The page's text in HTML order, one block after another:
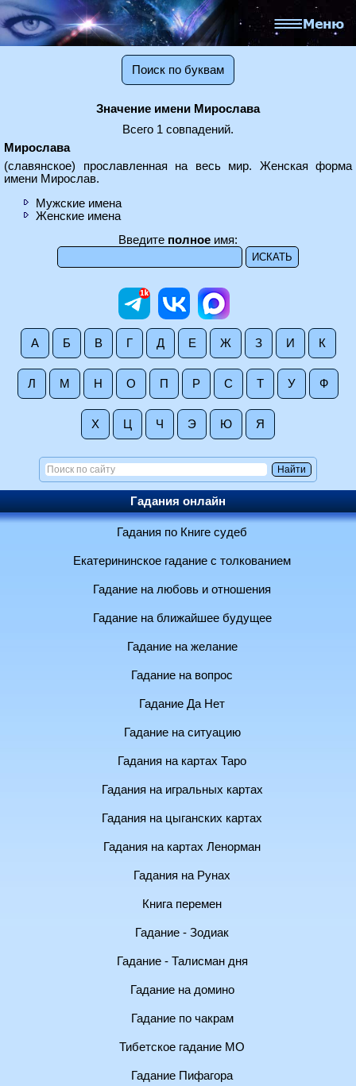
Поиск по буквам
Значение имени Мирослава
Всего 1 совпадений.
Мирослава
(славянское) прославленная на весь мир. Женская форма
имени Мирослав.
Мужские имена
Женские имена
Введите полное имя:
А Б В Г Д Е Ж З И К
Л М Н О П Р С Т У Ф
Х Ц Ч Э Ю Я
Гадания онлайн
Гадания по Книге судеб
Екатерининское гадание с толкованием
Гадание на любовь и отношения
Гадание на ближайшее будущее
Гадание на желание
Гадание на вопрос
Гадание Да Нет
Гадание на ситуацию
Гадания на картах Таро
Гадания на игральных картах
Гадания на цыганских картах
Гадания на картах Ленорман
Гадания на Рунах
Книга перемен
Гадание - Зодиак
Гадание - Талисман дня
Гадание на домино
Гадание по чакрам
Тибетское гадание МО
Гадание Пифагора